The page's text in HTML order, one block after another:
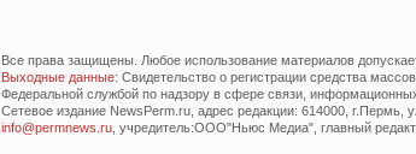
Все права защищены. Любое использование материалов
Выходные данные: Свидетельство о регистрации средства
Федеральной службой по надзору в сфере связи,
Сетевое издание NewsPerm.ru, адрес редакции: 614000, г.Пермь,
info@permnews.ru , учредитель:ООО"Ньюс Медиа", главный